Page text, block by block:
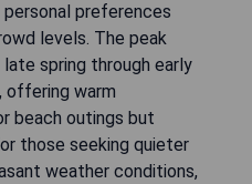
personal preferences
levels. The peak
spring through early
offering warm
beach outings but
those seeking quieter
weather conditions,